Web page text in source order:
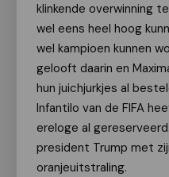
klinkende overwinning
wel eens heel hoog
wel kampioen kunnen
gelooft daarin en
hun juichjurkjes al
Infantilo van de FIFA
ereloge al
president Trump met
oranjeuitstraling.